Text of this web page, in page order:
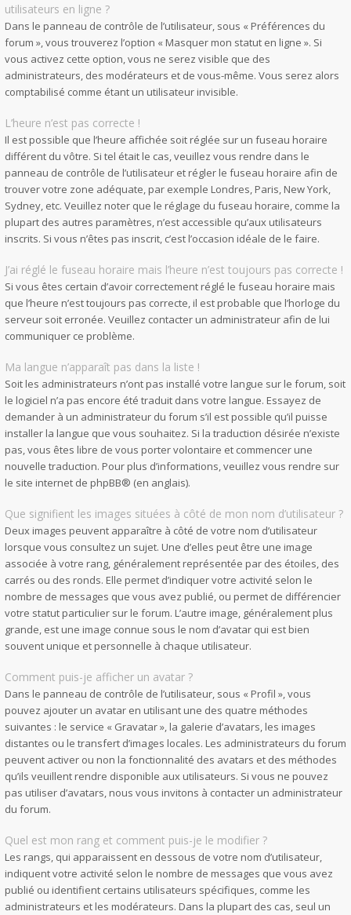
utilisateurs en ligne ?
Dans le panneau de contrôle de l’utilisateur, sous « Préférences du
forum », vous trouverez l’option « Masquer mon statut en ligne ». Si
vous activez cette option, vous ne serez visible que des
administrateurs, des modérateurs et de vous-même. Vous serez alors
comptabilisé comme étant un utilisateur invisible.
L’heure n’est pas correcte !
Il est possible que l’heure affichée soit réglée sur un fuseau horaire
différent du vôtre. Si tel était le cas, veuillez vous rendre dans le
panneau de contrôle de l’utilisateur et régler le fuseau horaire afin de
trouver votre zone adéquate, par exemple Londres, Paris, New York,
Sydney, etc. Veuillez noter que le réglage du fuseau horaire, comme la
plupart des autres paramètres, n’est accessible qu’aux utilisateurs
inscrits. Si vous n’êtes pas inscrit, c’est l’occasion idéale de le faire.
J’ai réglé le fuseau horaire mais l’heure n’est toujours pas correcte !
Si vous êtes certain d’avoir correctement réglé le fuseau horaire mais
que l’heure n’est toujours pas correcte, il est probable que l’horloge du
serveur soit erronée. Veuillez contacter un administrateur afin de lui
communiquer ce problème.
Ma langue n’apparaît pas dans la liste !
Soit les administrateurs n’ont pas installé votre langue sur le forum, soit
le logiciel n’a pas encore été traduit dans votre langue. Essayez de
demander à un administrateur du forum s’il est possible qu’il puisse
installer la langue que vous souhaitez. Si la traduction désirée n’existe
pas, vous êtes libre de vous porter volontaire et commencer une
nouvelle traduction. Pour plus d’informations, veuillez vous rendre sur
le site internet de phpBB® (en anglais).
Que signifient les images situées à côté de mon nom d’utilisateur ?
Deux images peuvent apparaître à côté de votre nom d’utilisateur
lorsque vous consultez un sujet. Une d’elles peut être une image
associée à votre rang, généralement représentée par des étoiles, des
carrés ou des ronds. Elle permet d’indiquer votre activité selon le
nombre de messages que vous avez publié, ou permet de différencier
votre statut particulier sur le forum. L’autre image, généralement plus
grande, est une image connue sous le nom d’avatar qui est bien
souvent unique et personnelle à chaque utilisateur.
Comment puis-je afficher un avatar ?
Dans le panneau de contrôle de l’utilisateur, sous « Profil », vous
pouvez ajouter un avatar en utilisant une des quatre méthodes
suivantes : le service « Gravatar », la galerie d’avatars, les images
distantes ou le transfert d’images locales. Les administrateurs du forum
peuvent activer ou non la fonctionnalité des avatars et des méthodes
qu’ils veuillent rendre disponible aux utilisateurs. Si vous ne pouvez
pas utiliser d’avatars, nous vous invitons à contacter un administrateur
du forum.
Quel est mon rang et comment puis-je le modifier ?
Les rangs, qui apparaissent en dessous de votre nom d’utilisateur,
indiquent votre activité selon le nombre de messages que vous avez
publié ou identifient certains utilisateurs spécifiques, comme les
administrateurs et les modérateurs. Dans la plupart des cas, seul un